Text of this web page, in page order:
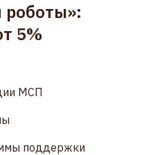
роботы»:
5%
МСП
поддержки